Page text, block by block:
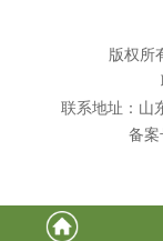
版权所
联系地址：山
备案